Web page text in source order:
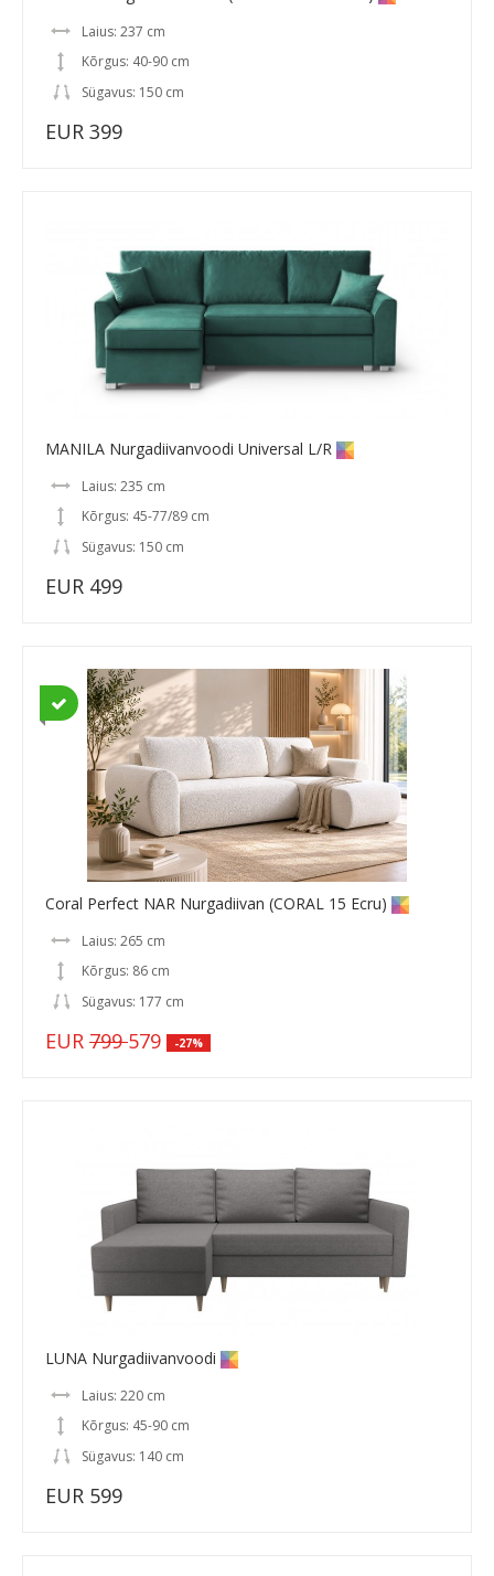
Laius: 237 cm
Kõrgus: 40-90 cm
Sügavus: 150 cm
EUR 399
MANILA Nurgadiivanvoodi Universal L/R
Laius: 235 cm
Kõrgus: 45-77/89 cm
Sügavus: 150 cm
EUR 499
Coral Perfect NAR Nurgadiivan (CORAL 15 Ecru)
Laius: 265 cm
Kõrgus: 86 cm
Sügavus: 177 cm
EUR 799579 -27%
LUNA Nurgadiivanvoodi
Laius: 220 cm
Kõrgus: 45-90 cm
Sügavus: 140 cm
EUR 599